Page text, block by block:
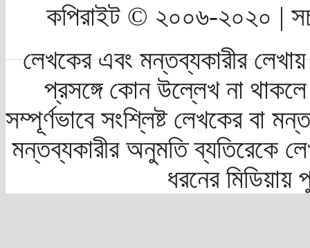
কপিরাইট © ২০০৬-২০২০ |
লেখকের এবং মন্তব্যকারীর
প্রসঙ্গে কোন উল্লেখ না
সম্পূর্ণভাবে সংশ্লিষ্ট লেখকের বা
মন্তব্যকারীর অনুমতি ব্যতিরেকে
ধরনের মিডিয়ায়